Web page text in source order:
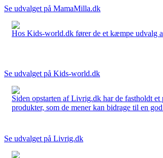
Se udvalget på MamaMilla.dk
Hos Kids-world.dk fører de et kæmpe udvalg
Se udvalget på Kids-world.dk
Siden opstarten af Livrig.dk har de fastholdt
produkter, som de mener kan bidrage til en
Se udvalget på Livrig.dk